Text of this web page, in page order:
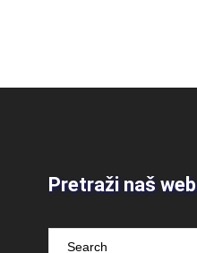
Pretraži naš web